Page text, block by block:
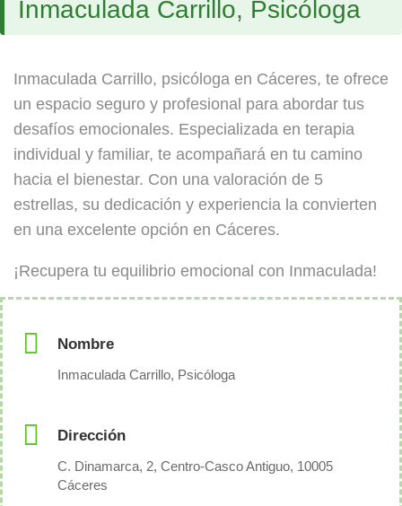
Inmaculada Carrillo, Psicóloga
Inmaculada Carrillo, psicóloga en Cáceres, te ofrece
un espacio seguro y profesional para abordar tus
desafíos emocionales. Especializada en terapia
individual y familiar, te acompañará en tu camino
hacia el bienestar. Con una valoración de 5
estrellas, su dedicación y experiencia la convierten
en una excelente opción en Cáceres.
¡Recupera tu equilibrio emocional con Inmaculada!
Nombre
Inmaculada Carrillo, Psicóloga
Dirección
C. Dinamarca, 2, Centro-Casco Antiguo, 10005
Cáceres